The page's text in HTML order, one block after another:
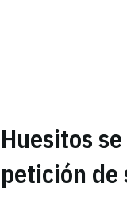
Huesitos
petición de